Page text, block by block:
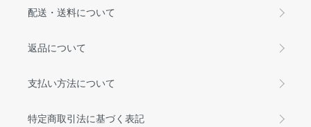
配送・送料について
返品について
支払い方法について
特定商取引法に基づく表記